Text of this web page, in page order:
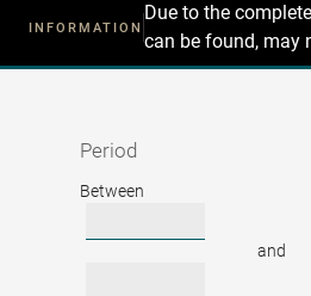
INFORMATION
Due to the
can be found, may
Recherche
Period
Period
Between
and